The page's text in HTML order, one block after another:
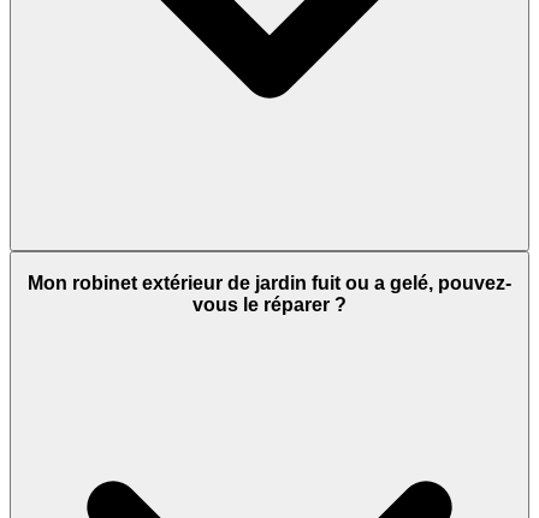
Mon robinet extérieur de jardin fuit ou a gelé, pouvez-
vous le réparer ?